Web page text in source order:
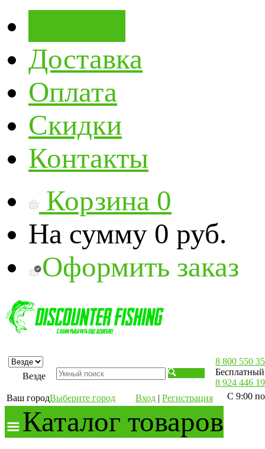
Доставка
Оплата
Скидки
Контакты
Корзина 0
На сумму 0 руб.
Оформить заказ
Везде
Ваш городВыберите город Вход | Регистрация
8 800 550
8 924 446
С 9:00
Каталог товаров